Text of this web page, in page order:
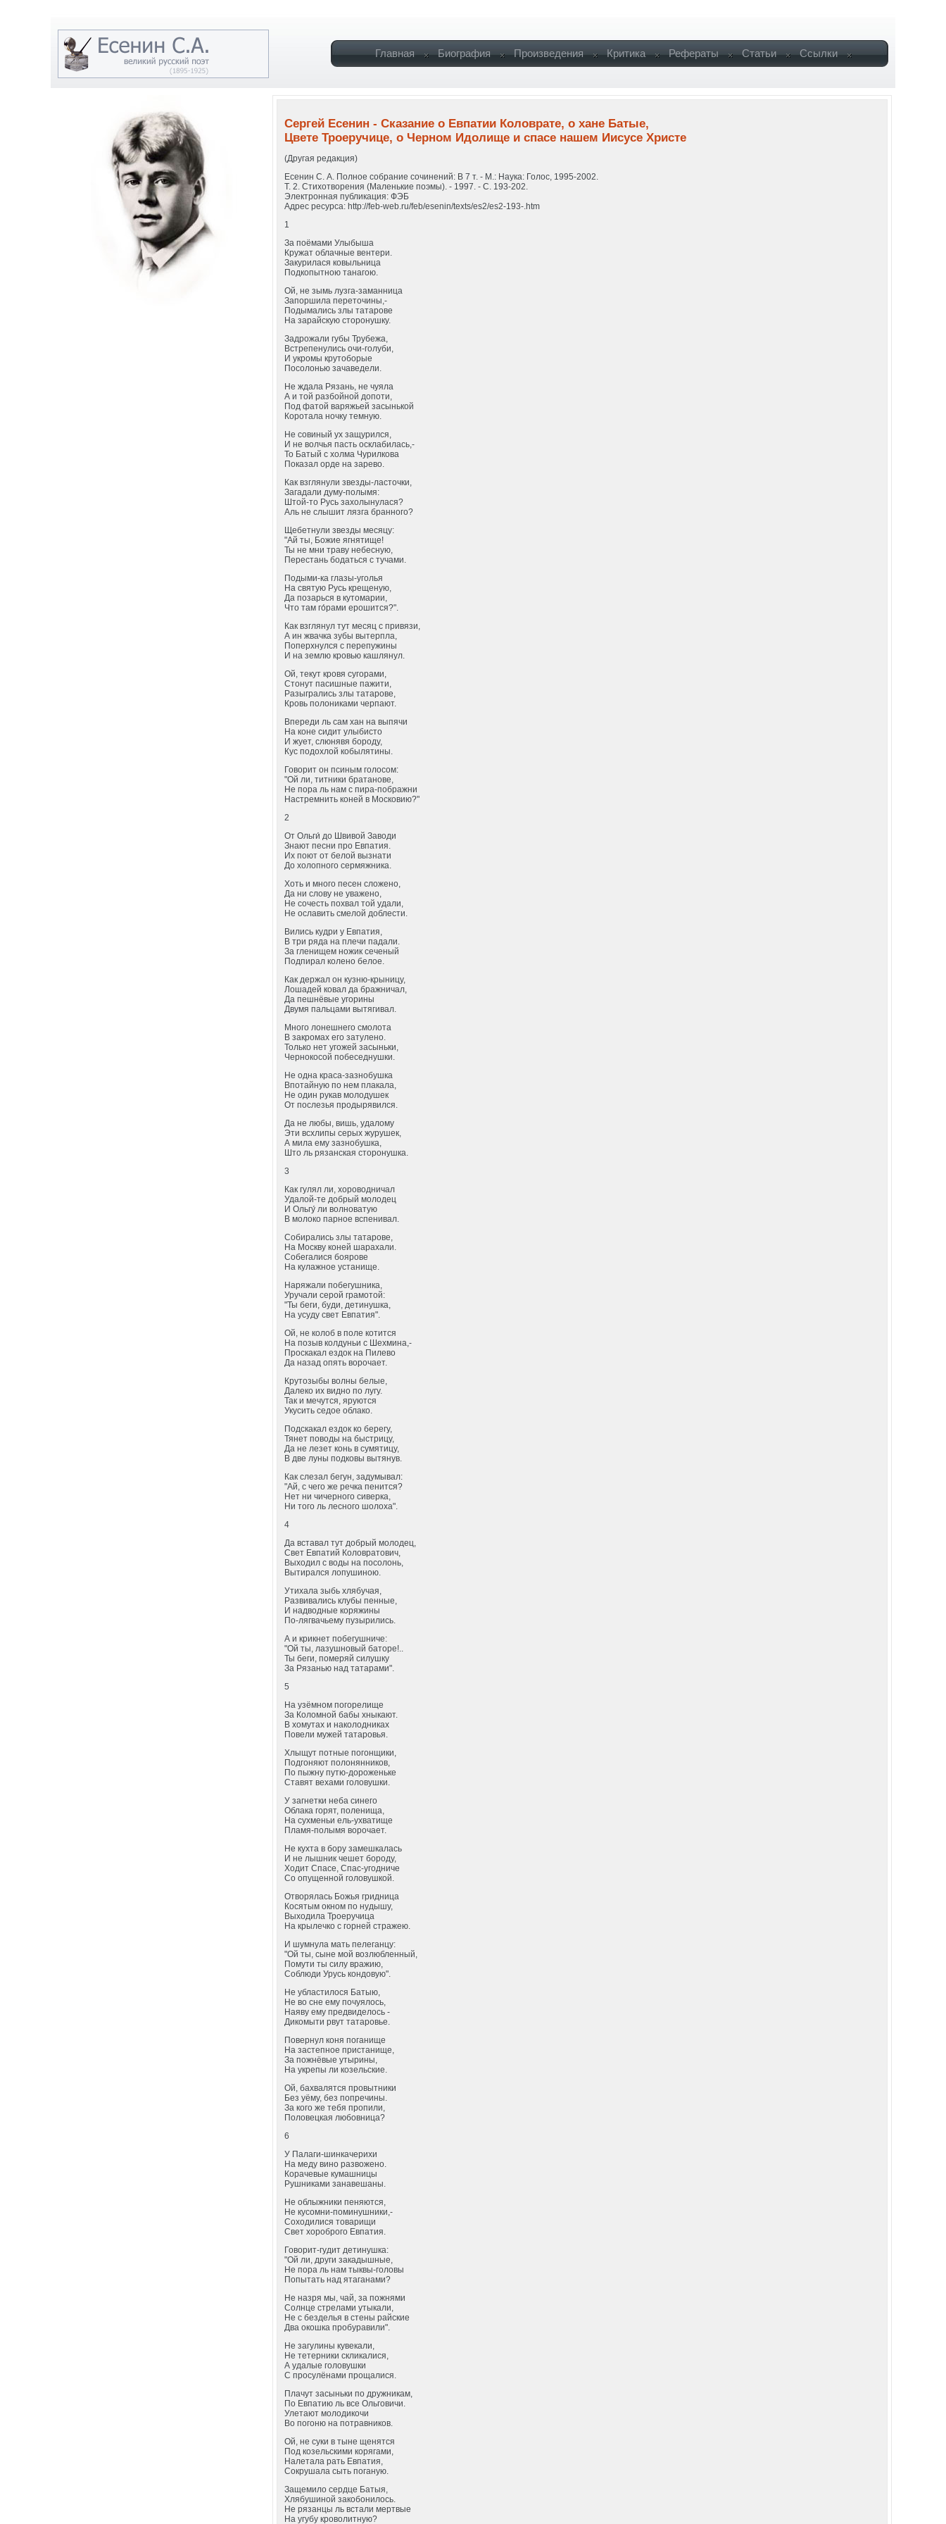
Главная Биография Произведения Критика Рефераты Статьи Ссылки
Сергей Есенин - Сказание о Евпатии Коловрате, о хане Батые,
Цвете Троеручице, о Черном Идолище и спасе нашем Иисусе Христе
(Другая редакция)
Есенин С. А. Полное собрание сочинений: В 7 т. - М.: Наука: Голос, 1995-2002.
Т. 2. Стихотворения (Маленькие поэмы). - 1997. - С. 193-202.
Электронная публикация: ФЭБ
Адрес ресурса: http://feb-web.ru/feb/esenin/texts/es2/es2-193-.htm
1
За поёмами Улыбыша
Кружат облачные вентери.
Закурилася ковыльница
Подкопытною танагою.
Ой, не зымь лузга-заманница
Запоршила переточины,-
Подымались злы татарове
На зарайскую сторонушку.
Задрожали губы Трубежа,
Встрепенулись очи-голуби,
И укромы крутоборые
Посолонью зачаведели.
Не ждала Рязань, не чуяла
А и той разбойной допоти,
Под фатой варяжьей засынькой
Коротала ночку темную.
Не совиный ух защурился,
И не волчья пасть осклабилась,-
То Батый с холма Чурилкова
Показал орде на зарево.
Как взглянули звезды-ласточки,
Загадали думу-полымя:
Штой-то Русь захолынулася?
Аль не слышит лязга бранного?
Щебетнули звезды месяцу:
"Ай ты, Божие ягнятище!
Ты не мни траву небесную,
Перестань бодаться с тучами.
Подыми-ка глазы-уголья
На святую Русь крещеную,
Да позарься в кутомарии,
Что там го́рами ерошится?".
Как взглянул тут месяц с привязи,
А ин жвачка зубы вытерпла,
Поперхнулся с перепужины
И на землю кровью кашлянул.
Ой, текут кровя сугорами,
Стонут пасишные пажити,
Разыгрались злы татарове,
Кровь полониками черпают.
Впереди ль сам хан на выпячи
На коне сидит улыбисто
И жует, слюнявя бороду,
Кус подохлой кобылятины.
Говорит он псиным голосом:
"Ой ли, титники братанове,
Не пора ль нам с пира-пображни
Настремнить коней в Московию?"
2
От Ольги́ до Швивой Заводи
Знают песни про Евпатия.
Их поют от белой вызнати
До холопного сермяжника.
Хоть и много песен сложено,
Да ни слову не уважено,
Не сочесть похвал той удали,
Не ославить смелой доблести.
Вились кудри у Евпатия,
В три ряда на плечи падали.
За гленищем ножик сеченый
Подпирал колено белое.
Как держал он кузню-крыницу,
Лошадей ковал да бражничал,
Да пешнёвые угорины
Двумя пальцами вытягивал.
Много лонешнего смолота
В закромах его затулено.
Только нет угожей засыньки,
Чернокосой побеседнушки.
Не одна краса-зазнобушка
Впотайную по нем плакала,
Не один рукав молодушек
От послезья продырявился.
Да не любы, вишь, удалому
Эти всхлипы серых журушек,
А мила ему зазнобушка,
Што ль рязанская сторонушка.
3
Как гулял ли, хороводничал
Удалой-те добрый молодец
И Ольгу́ ли волноватую
В молоко парное вспенивал.
Собирались злы татарове,
На Москву коней шарахали.
Собегалися боярове
На кулажное устанище.
Наряжали побегушника,
Уручали серой грамотой:
"Ты беги, буди, детинушка,
На усуду свет Евпатия".
Ой, не колоб в поле котится
На позыв колдуньи с Шехмина,-
Проскакал ездок на Пилево
Да назад опять ворочает.
Крутозыбы волны белые,
Далеко их видно по лугу.
Так и мечутся, яруются
Укусить седое облако.
Подскакал ездок ко берегу,
Тянет поводы на быстрицу,
Да не лезет конь в сумятицу,
В две луны подковы вытянув.
Как слезал бегун, задумывал:
"Ай, с чего же речка пенится?
Нет ни чичерного сиверка,
Ни того ль лесного шолоха".
4
Да вставал тут добрый молодец,
Свет Евпатий Коловратович,
Выходил с воды на посолонь,
Вытирался лопушиною.
Утихала зыбь хлябучая,
Развивались клубы пенные,
И надводные коряжины
По-лягвачьему пузырились.
А и крикнет побегушниче:
"Ой ты, лазушновый баторе!..
Ты беги, померяй силушку
За Рязанью над татарами".
5
На узёмном погорелище
За Коломной бабы хныкают.
В хомутах и наколодниках
Повели мужей татаровья.
Хлыщут потные погонщики,
Подгоняют полонянников,
По пыжну путю-дороженьке
Ставят вехами головушки.
У загнетки неба синего
Облака горят, поленища,
На сухменьи ель-ухватище
Пламя-полымя ворочает.
Не кухта в бору замешкалась
И не лышник чешет бороду,
Ходит Спасе, Спас-угодниче
Со опущенной головушкой.
Отворялась Божья гридница
Косятым окном по нудышу,
Выходила Троеручица
На крылечко с горней стражею.
И шумнула мать пелеганцу:
"Ой ты, сыне мой возлюбленный,
Помути ты силу вражию,
Соблюди Урусь кондовую".
Не убластилося Батыю,
Не во сне ему почуялось,
Наяву ему предвиделось -
Дикомыти рвут татаровье.
Повернул коня поганище
На застепное пристанище,
За пожнёвые утырины,
На укрепы ли козельские.
Ой, бахвалятся провытники
Без уёму, без попречины.
За кого же тебя пропили,
Половецкая любовница?
6
У Палаги-шинкачерихи
На меду вино развожено.
Корачевые кумашницы
Рушниками занавешаны.
Не облыжники пеняются,
Не кусомни-поминушники,-
Соходилися товарищи
Свет хороброго Евпатия.
Говорит-гудит детинушка:
"Ой ли, други закадышные,
Не пора ль нам тыквы-головы
Попытать над ятаганами?
Не назря мы, чай, за пожнями
Солнце стрелами утыкали,
Не с безделья в стены райские
Два окошка пробуравили".
Не загулины кувекали,
Не тетерники скликалися,
А удалые головушки
С просулёнами прощалися.
Плачут засыньки по дружникам,
По Евпатию ль все Ольговичи.
Улетают молодикочи
Во погоню на потравников.
Ой, не суки в тыне щенятся
Под козельскими корягами,
Налетала рать Евпатия,
Сокрушала сыть поганую.
Защемило сердце Батыя,
Хлябушиной закобонилось.
Не рязанцы ль встали мертвые
На угубу кроволитную?